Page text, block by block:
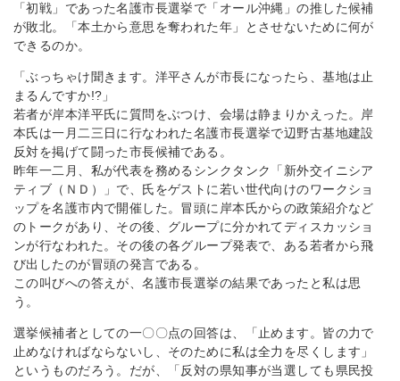
「初戦」であった名護市長選挙で「オール沖縄」の推した候補
が敗北。「本土から意思を奪われた年」とさせないために何が
できるのか。
「ぶっちゃけ聞きます。洋平さんが市長になったら、基地は止
まるんですか!?」
若者が岸本洋平氏に質問をぶつけ、会場は静まりかえった。岸
本氏は一月二三日に行なわれた名護市長選挙で辺野古基地建設
反対を掲げて闘った市長候補である。
昨年一二月、私が代表を務めるシンクタンク「新外交イニシア
ティブ（ＮＤ）」で、氏をゲストに若い世代向けのワークショ
ップを名護市内で開催した。冒頭に岸本氏からの政策紹介など
のトークがあり、その後、グループに分かれてディスカッショ
ンが行なわれた。その後の各グループ発表で、ある若者から飛
び出したのが冒頭の発言である。
この叫びへの答えが、名護市長選挙の結果であったと私は思
う。
選挙候補者としての一〇〇点の回答は、「止めます。皆の力で
止めなければならないし、そのために私は全力を尽くします」
というものだろう。だが、「反対の県知事が当選しても県民投